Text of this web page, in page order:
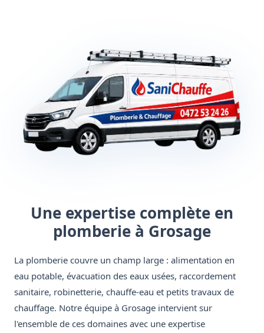
Une expertise complète en
plomberie à Grosage
La plomberie couvre un champ large : alimentation en
eau potable, évacuation des eaux usées, raccordement
sanitaire, robinetterie, chauffe-eau et petits travaux de
chauffage. Notre équipe à Grosage intervient sur
l'ensemble de ces domaines avec une expertise